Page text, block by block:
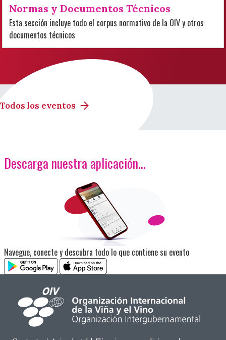
Normas y Documentos Técnicos
Esta sección incluye todo el corpus normativo de la OIV y otros
documentos técnicos
Todos los eventos
Descarga nuestra aplicación…
<p>Imagen</p>
Navegue, conecte y descubra todo lo que contiene su evento